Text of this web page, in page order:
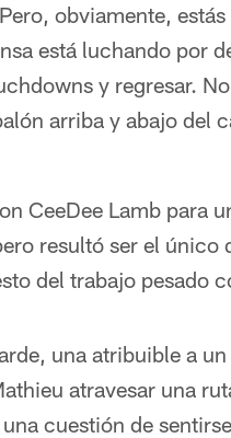
obviamente,
está luchando por
y regresar.
arriba y abajo del
CeeDee Lamb para
resultó ser el único
del trabajo pesado
una atribuible a
atravesar una
cuestión de